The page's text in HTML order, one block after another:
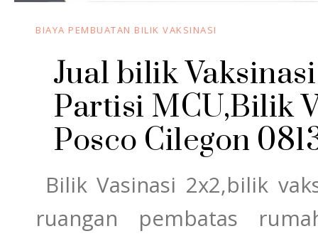
BIAYA PEMBUATAN BILIK VAKSINASI
Jual bilik
Partisi MCU,Bilik
Posco Cilegon
Bilik Vasinasi 2x2,bilik
ruangan pembatas